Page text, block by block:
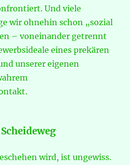
Und viele
wir ohnehin schon „sozial
– voneinander getrennt
eines prekären
unserer eigenen
wird, ist ungewiss.